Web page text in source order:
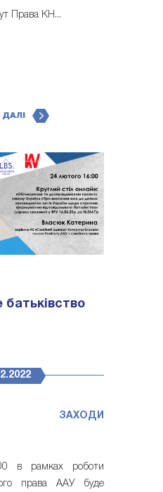
Права КН...
батьківство
ЗАХОДИ
в рамках роботи
права ААУ буде